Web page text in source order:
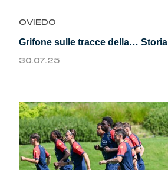
OVIEDO
Grifone sulle tracce della… Storia
30.07.25